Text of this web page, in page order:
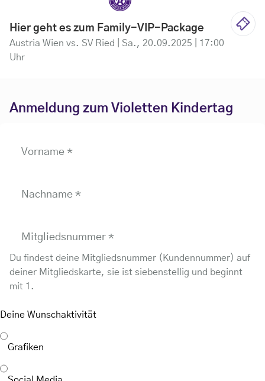
Hier geht es zum Family-VIP-Package
Austria Wien vs. SV Ried | Sa., 20.09.2025 | 17:00
Uhr
Anmeldung zum Violetten Kindertag
Vorname *
Nachname *
Mitgliedsnummer *
Du findest deine Mitgliedsnummer (Kundennummer) auf
deiner Mitgliedskarte, sie ist siebenstellig und beginnt
mit 1.
Deine Wunschaktivität
Grafiken